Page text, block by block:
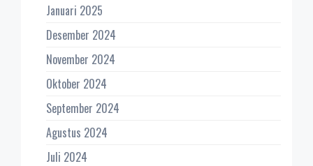
Januari 2025
Desember 2024
November 2024
Oktober 2024
September 2024
Agustus 2024
Juli 2024